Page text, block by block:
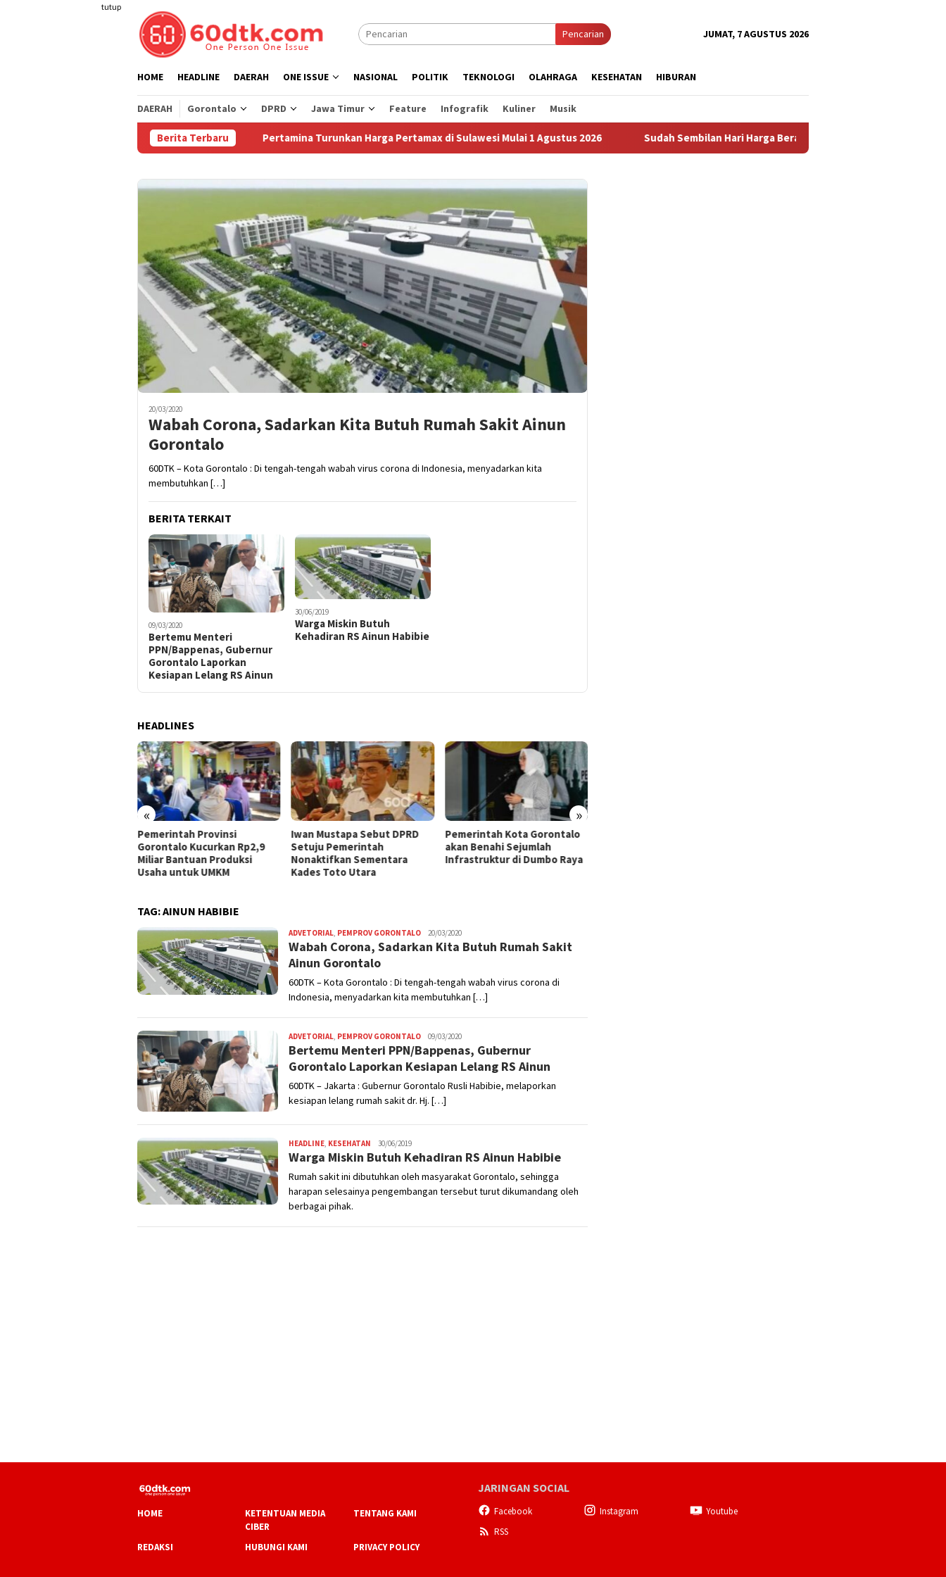
tutup
Pencarian JUMAT, 7 AGUSTUS 2026
HOME HEADLINE DAERAH ONE ISSUE NASIONAL POLITIK TEKNOLOGI OLAHRAGA KESEHATAN HIBURAN
DAERAH Gorontalo DPRD Jawa Timur Feature Infografik Kuliner Musik
Berita TerbaruPertamina Turunkan Harga Pertamax di Sulawesi Mulai 1 Agustus 2026 Sudah Sembilan Hari Harga Beras Gorontalo Termahal di Indonesia,
20/03/2020
Wabah Corona, Sadarkan Kita Butuh Rumah Sakit Ainun
Gorontalo
60DTK – Kota Gorontalo : Di tengah-tengah wabah virus corona di Indonesia, menyadarkan kita
membutuhkan […]
BERITA TERKAIT
09/03/2020
Bertemu Menteri
PPN/Bappenas, Gubernur
Gorontalo Laporkan
Kesiapan Lelang RS Ainun
30/06/2019
Warga Miskin Butuh
Kehadiran RS Ainun Habibie
HEADLINES
« »
Pemerintah Provinsi
Gorontalo Kucurkan Rp2,9
Miliar Bantuan Produksi
Usaha untuk UMKM
Iwan Mustapa Sebut DPRD
Setuju Pemerintah
Nonaktifkan Sementara
Kades Toto Utara
Pemerintah Kota Gorontalo
akan Benahi Sejumlah
Infrastruktur di Dumbo Raya
TAG:AINUN HABIBIE
ADVETORIAL, PEMPROV GORONTALO Admin
20/03/2020
Wabah Corona, Sadarkan Kita Butuh Rumah Sakit
Ainun Gorontalo
60DTK – Kota Gorontalo : Di tengah-tengah wabah virus corona di
Indonesia, menyadarkan kita membutuhkan […]
ADVETORIAL, PEMPROV GORONTALO Admin
09/03/2020
Bertemu Menteri PPN/Bappenas, Gubernur
Gorontalo Laporkan Kesiapan Lelang RS Ainun
60DTK – Jakarta : Gubernur Gorontalo Rusli Habibie, melaporkan
kesiapan lelang rumah sakit dr. Hj. […]
HEADLINE, KESEHATAN Admin
30/06/2019
Warga Miskin Butuh Kehadiran RS Ainun Habibie
Rumah sakit ini dibutuhkan oleh masyarakat Gorontalo, sehingga
harapan selesainya pengembangan tersebut turut dikumandang oleh
berbagai pihak.
HOME
KETENTUAN MEDIA
CIBER
TENTANG KAMI
REDAKSI HUBUNGI KAMI PRIVACY POLICY
JARINGAN SOCIAL
Facebook Instagram
Youtube
RSS